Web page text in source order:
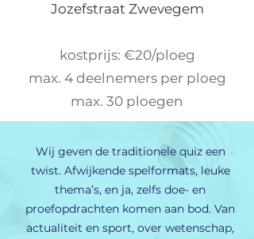
Jozefstraat Zwevegem
kostprijs: €20/ploeg
max. 4 deelnemers per ploeg
max. 30 ploegen
Wij geven de traditionele quiz een
twist. Afwijkende spelformats, leuke
thema’s, en ja, zelfs doe- en
proefopdrachten komen aan bod. Van
actualiteit en sport, over wetenschap,